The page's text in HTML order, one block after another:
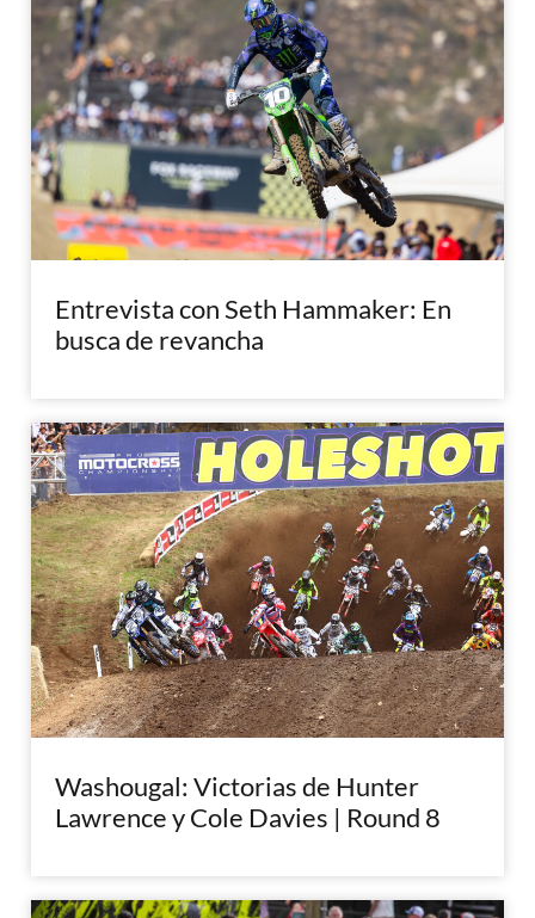
Entrevista con Seth Hammaker: En
busca de revancha
Washougal: Victorias de Hunter
Lawrence y Cole Davies | Round 8